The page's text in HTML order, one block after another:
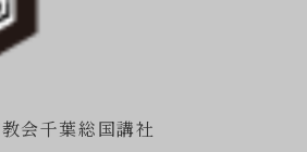
会千葉総国講社